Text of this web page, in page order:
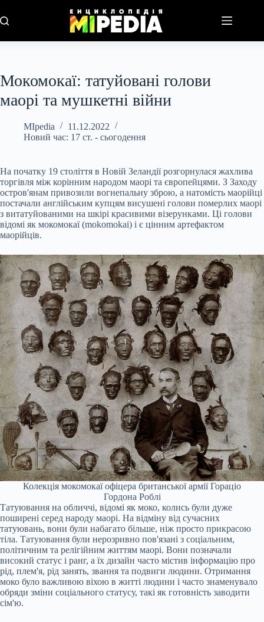
до
вмісту
Мокомокаї: татуйовані голови
маорі та мушкетні війни
MIpedia
11.12.2022
Новий час: 17 ст. - сьогодення
На початку 19 століття в Новій Зеландії розгорнулася жахлива
торгівля між корінним народом маорі та європейцями. З Заходу
остров'янам привозили вогнепальну зброю, а натомість маорійці
постачали англійським купцям висушені голови померлих маорі
з витатуйованими на шкірі красивими візерунками. Ці голови
відомі як мокомокаї (mokomokai) і є цінним артефактом
маорійців.
Колекція мокомокаї офіцера британської армії Гораціо
Гордона Роблі
Татуювання на обличчі, відомі як моко, колись були дуже
поширені серед народу маорі. На відміну від сучасних
татуювань, вони були набагато більше, ніж просто прикрасою
тіла. Татуювання були нерозривно пов'язані з соціальним,
політичним та релігійним життям маорі. Вони позначали
високий статус і ранг, а їх дизайн часто містив інформацію про
рід, плем'я, рід занять, звання та подвиги людини. Отримання
моко було важливою віхою в житті людини і часто знаменувало
обряди зміни соціального статусу, такі як готовність заводити
сім'ю.